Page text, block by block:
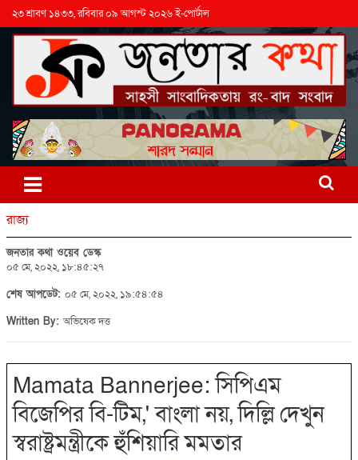
২৩ শ্রাবণ ১৪৩৩, রবিবার ০৯ আগস্ট ২০২৬ ই-পোর্টাল
রাজ্য
জনতার কথা ওয়েব ডেস্ক
০৫ মে, ২০২২, ১৮:৪৫:২৭
শেষ আপডেট: ০৫ মে, ২০২২, ১৯:৫৪:৫৪
Written By:অভিষেক দত্ত
Mamata Bannerjee: সিপিএম
বিজেপির বি-টিম,' বাংলা নয়, দিল্লি দেখুন
স্বরাষ্ট্রমন্ত্রীকে হুঁশিয়ারি মমতার